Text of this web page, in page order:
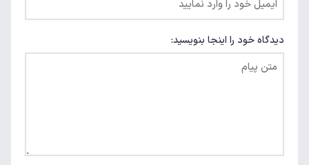
دیدگاه خود را اینجا بنویسید: